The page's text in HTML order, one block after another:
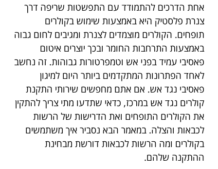
אחת הדרכים להתמודד עם התפשטות שריפה דרך
צנרת פלסטיק היא באמצעות שימוש בקולרים
תופחים. הקולרים מוצמדים לצנרת ומגיבים לחום גבוה
באמצעות התרחבות החומר ובכך יוצרים איטום
פאסיבי עמיד בפני אש וטמפרטורות גבוהות. זה נחשב
לאחד הפתרונות המתקדמים ביותר היום למיגון
פאסיבי נגד אש. אם אתם מחפשים שירותי התקנת
קולרים נגד אש במרכז, כדאי שתדעו מתי צריך להתקין
את הקולרים התופחים ואת הדרישות של הרשות
לכבאות והצלה. במאמר הבא נסביר איך משתמשים
בקולרים ומה הרשות לכבאות דורשת מבחינת
ההתקנה שלהם.